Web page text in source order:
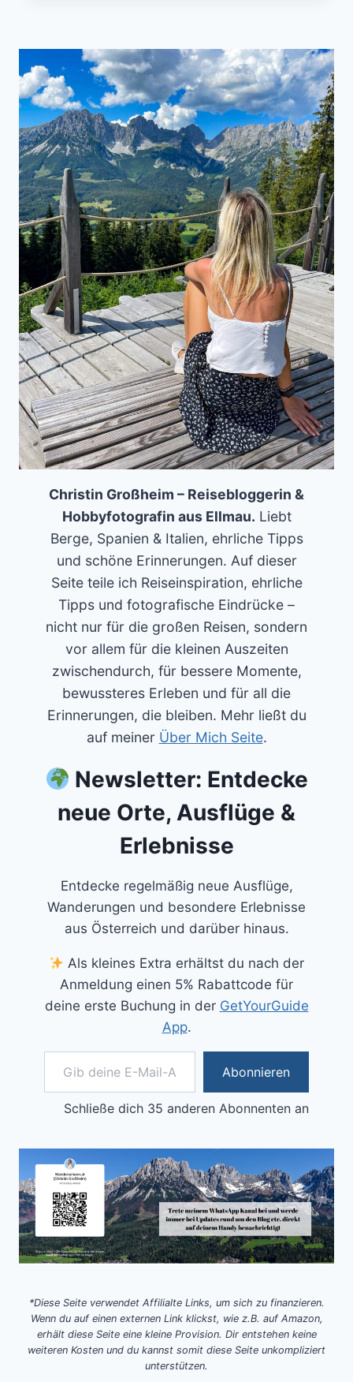
PANORAMATOUR
INKLUSIVE
BERGSEE
Christin Großheim – Reisebloggerin &
Hobbyfotografin aus Ellmau. Liebt
Berge, Spanien & Italien, ehrliche Tipps
und schöne Erinnerungen. Auf dieser
Seite teile ich Reiseinspiration, ehrliche
Tipps und fotografische Eindrücke –
nicht nur für die großen Reisen, sondern
vor allem für die kleinen Auszeiten
zwischendurch, für bessere Momente,
bewussteres Erleben und für all die
Erinnerungen, die bleiben. Mehr ließt du
auf meiner Über Mich Seite.
Newsletter: Entdecke
neue Orte, Ausflüge &
Erlebnisse
Entdecke regelmäßig neue Ausflüge,
Wanderungen und besondere Erlebnisse
aus Österreich und darüber hinaus.
Als kleines Extra erhältst du nach der
Anmeldung einen 5% Rabattcode für
deine erste Buchung in der GetYourGuide
App.
Gib deine E-Mail-Adresse ein ...
Abonnieren
Schließe dich 35 anderen Abonnenten an
*Diese Seite verwendet Affilialte Links, um sich zu finanzieren.
Wenn du auf einen externen Link klickst, wie z.B. auf Amazon,
erhält diese Seite eine kleine Provision. Dir entstehen keine
weiteren Kosten und du kannst somit diese Seite unkompliziert
unterstützen.